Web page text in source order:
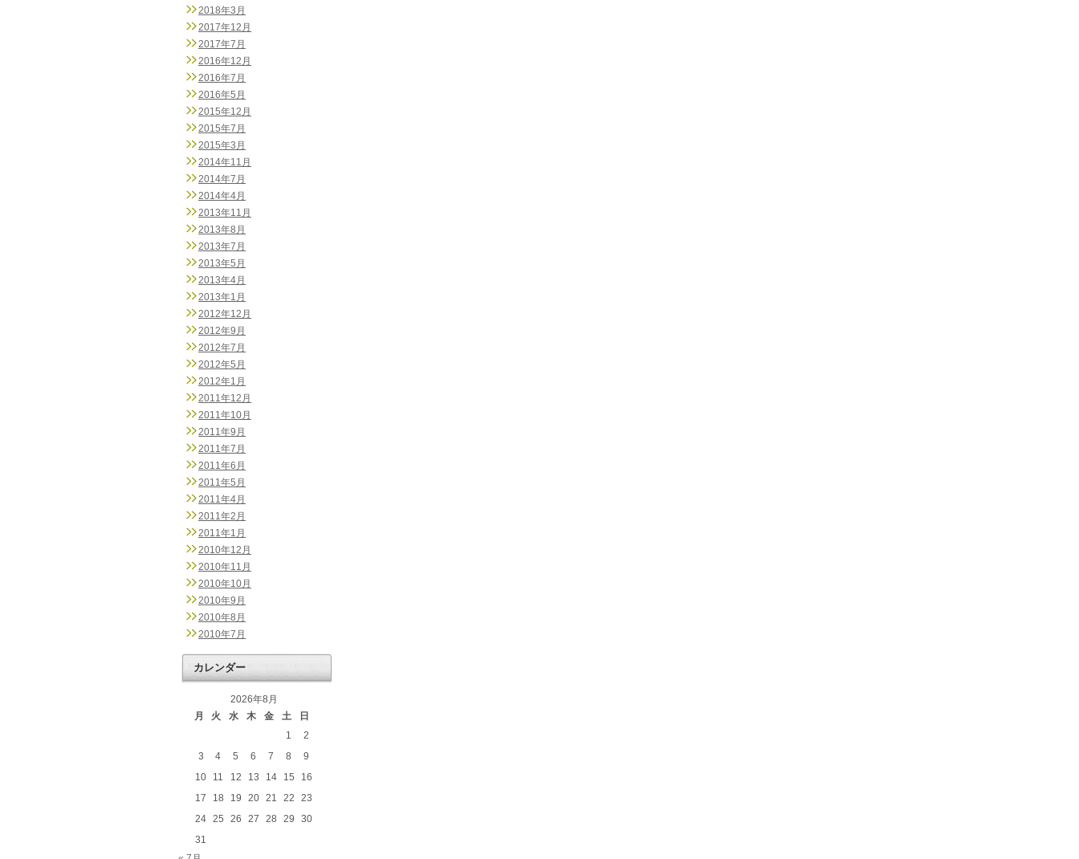
2018年3月
2017年12月
2017年7月
2016年12月
2016年7月
2016年5月
2015年12月
2015年7月
2015年3月
2014年11月
2014年7月
2014年4月
2013年11月
2013年8月
2013年7月
2013年5月
2013年4月
2013年1月
2012年12月
2012年9月
2012年7月
2012年5月
2012年1月
2011年12月
2011年10月
2011年9月
2011年7月
2011年6月
2011年5月
2011年4月
2011年2月
2011年1月
2010年12月
2010年11月
2010年10月
2010年9月
2010年8月
2010年7月
カレンダー
2026年8月
月
火 水 木 金 土
日
1
2
3
4 5 6 7 8
9
10
11 12 13 14 15
16
17
18 19 20 21 22
23
24 25 26 27 28 29
30
31